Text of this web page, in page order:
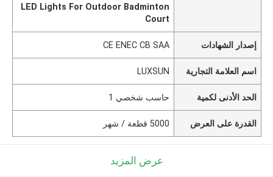
LED Lights For Outdoor Badminton
Court
إصدار الشهادات CE ENEC CB SAA
اسم العلامة التجارية LUXSUN
الحد الأدنى لكمية حاسب شخصي 1
القدرة على العرض 5000 قطعة / شهر
عرض المزيد